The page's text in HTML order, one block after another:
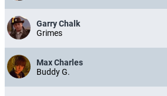
Garry Chalk
Grimes
Max Charles
Buddy G.